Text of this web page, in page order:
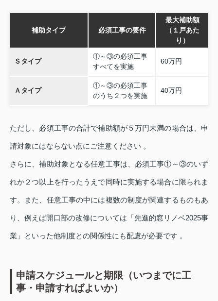
補助タイプ 必須工事の要件
最大補助額
（１戸あた
り）
Ｓタイプ
①～③の必須工事
すべてを実施
60万円
Ａタイプ
①～③の必須工事
のうち２つを実施
40万円
ただし、必須工事の合計で補助額が５万円未満の場合は、申
請対象にはならない点にご注意ください 。
さらに、補助対象となる任意工事は、必須工事①～③のいず
れか２つ以上を行ったうえで同時に実施する場合に限られま
す。また、任意工事の中には複数の制度が関連するものもあ
り、例えば開口部の改修については「先進的窓リノベ2025事
業」といった他制度との関係性にも配慮が必要です 。
申請スケジュールと期限（いつまでに工
事・申請すればよいか）